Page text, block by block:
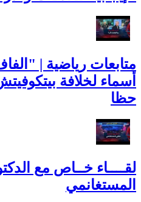
متابعات رياضية |
أسماء لخلافة
حظا
لقــــاء خــاص مع
المستغانمي